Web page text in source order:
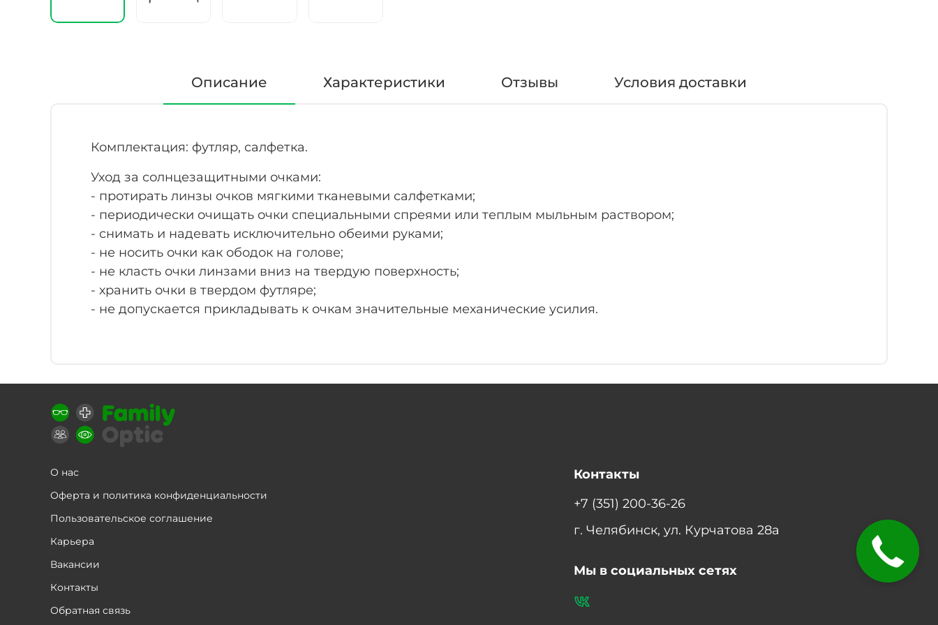
Описание Характеристики Отзывы Условия доставки
Комплектация: футляр, салфетка.
Уход за солнцезащитными очками:
- протирать линзы очков мягкими тканевыми салфетками;
- периодически очищать очки специальными спреями или теплым мыльным раствором;
- снимать и надевать исключительно обеими руками;
- не носить очки как ободок на голове;
- не класть очки линзами вниз на твердую поверхность;
- хранить очки в твердом футляре;
- не допускается прикладывать к очкам значительные механические усилия.
О нас
Оферта и политика конфиденциальности
Пользовательское соглашение
Карьера
Вакансии
Контакты
Обратная связь
Контакты
+7 (351) 200-36-26
г. Челябинск, ул. Курчатова 28а
Мы в социальных сетях